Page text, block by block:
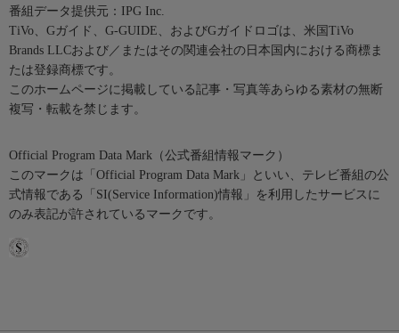
番組データ提供元：IPG Inc.
TiVo、Gガイド、G-GUIDE、およびGガイドロゴは、米国TiVo
Brands LLCおよび／またはその関連会社の日本国内における商標ま
たは登録商標です。
このホームページに掲載している記事・写真等あらゆる素材の無断
複写・転載を禁じます。
Official Program Data Mark（公式番組情報マーク）
このマークは「Official Program Data Mark」といい、テレビ番組の公
式情報である「SI(Service Information)情報」を利用したサービスに
のみ表記が許されているマークです。